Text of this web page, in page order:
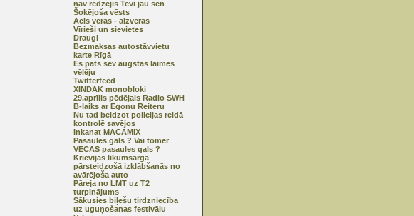
nav redzējis Tevi jau sen
Šokējoša vēsts
Acis veras - aizveras
Vīrieši un sievietes
Draugi
Bezmaksas autostāvvietu
karte Rīgā
Es pats sev augstas laimes
vēlēju
Twitterfeed
XINDAK monobloki
29.aprīlis pēdējais Radio SWH
B-laiks ar Egonu Reiteru
Nu tad beidzot policijas reidā
kontrolē savējos
Inkanat MACAMIX
Pasaules gals ? Vai tomēr
VECĀS pasaules gals ?
Krievijas likumsarga
pārsteidzošā izklābšanās no
avārējoša auto
Pāreja no LMT uz T2
turpinājums
Sākusies biļešu tirdzniecība
uz uguņošanas festivālu